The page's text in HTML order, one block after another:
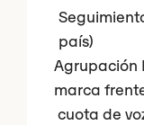
país)
Agrupación
marca
cuota de